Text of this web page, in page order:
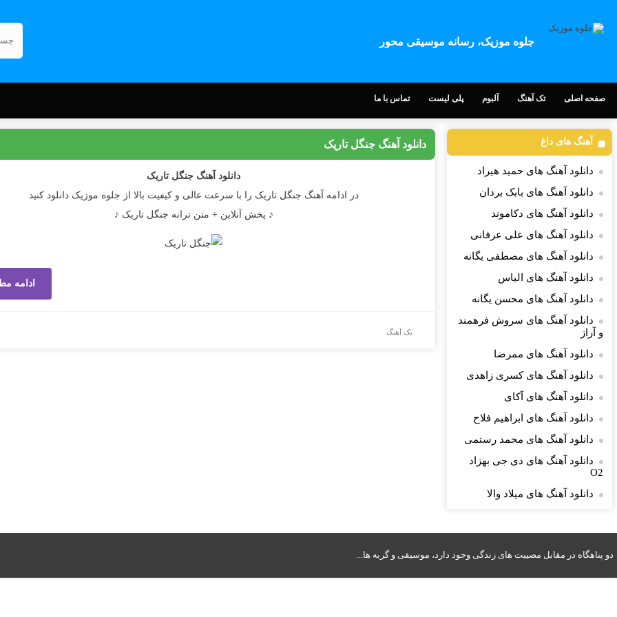
جلوه موزیک، رسانه موسیقی محور
صفحه اصلی تک آهنگ آلبوم پلی لیست تماس با ما
دانلود آهنگ جنگل تاریک
دانلود آهنگ جنگل تاریک
در ادامه آهنگ جنگل تاریک را با سرعت عالی و کیفیت بالا از جلوه موزیک دانلود کنید
♪ پخش آنلاین + متن ترانه جنگل تاریک ♪
ادامه
تک آهنگ
آهنگ های داغ
دانلود آهنگ های حمید هیراد
دانلود آهنگ های بابک بردان
دانلود آهنگ های دکاموند
دانلود آهنگ های علی عرفانی
دانلود آهنگ های مصطفی یگانه
دانلود آهنگ های الیاس
دانلود آهنگ های محسن یگانه
دانلود آهنگ های سروش فرهمند
و آراز
دانلود آهنگ های ممرضا
دانلود آهنگ های کسری زاهدی
دانلود آهنگ های آکای
دانلود آهنگ های ابراهیم فلاح
دانلود آهنگ های محمد رستمی
دانلود آهنگ های دی جی بهزاد
O2
دانلود آهنگ های میلاد والا
دو پناهگاه در مقابل مصیبت های زندگی وجود دارد، موسیقی و گربه ها...